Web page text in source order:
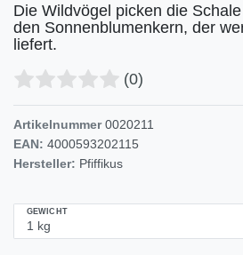
Die Wildvögel picken die
den Sonnenblumenkern, der
liefert.
(0)
Artikelnummer0020211
EAN: 4000593202115
Hersteller: Pfiffikus
GEWICHT